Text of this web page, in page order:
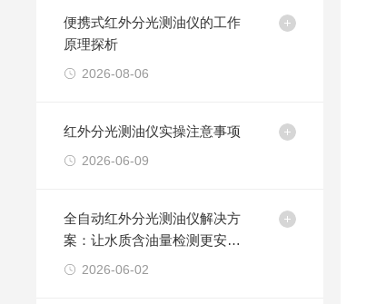
便携式红外分光测油仪的工作
原理探析
2026-08-06
红外分光测油仪实操注意事项
2026-06-09
全自动红外分光测油仪解决方
案：让水质含油量检测更安
全、更精准、更高效
2026-06-02